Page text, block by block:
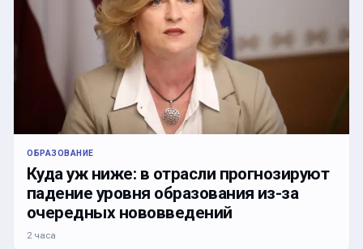
ОБРАЗОВАНИЕ
Куда уж ниже: в отрасли прогнозируют
падение уровня образования из-за
очередных нововведений
2 часа